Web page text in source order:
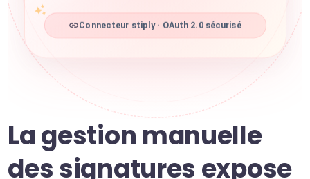
Connecteur stiply · OAuth 2.0 sécurisé
La gestion manuelle
des signatures expose